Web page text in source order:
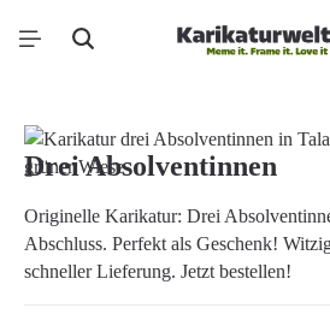
Zum Hauptinhalt springen
Bildergalerie überspringen
Drei Absolventinnen
Originelle Karikatur: Drei
Abschluss. Perfekt als Geschenk!
schneller Lieferung. Jetzt bestellen!